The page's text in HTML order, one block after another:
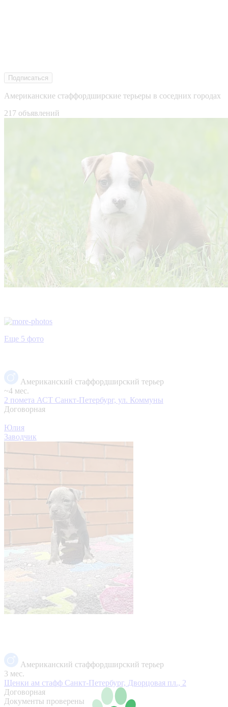
Подписаться
Американские стаффордширские терьеры в соседних городах
217 объявлений
Еще 5 фото
Американский стаффордширский терьер
~4 мес.
2 помета АСТ Санкт-Петербург, ул. Коммуны
Договорная
Юлия
Заводчик
Американский стаффордширский терьер
3 мес.
Щенки ам стафф Санкт-Петербург, Дворцовая пл., 2
Договорная
Документы проверены